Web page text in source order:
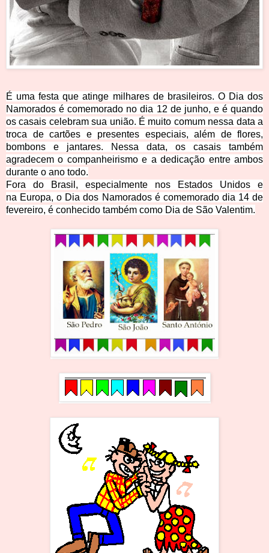
É uma festa que atinge milhares de brasileiros. O Dia dos
Namorados é comemorado no dia 12 de junho, e é quando
os casais celebram sua união. É muito comum nessa data a
troca de cartões e presentes especiais, além de flores,
bombons e jantares. Nessa data, os casais também
agradecem o companheirismo e a dedicação entre ambos
durante o ano todo.
Fora do Brasil, especialmente nos Estados Unidos e
na Europa, o Dia dos Namorados é comemorado dia 14 de
fevereiro, é conhecido também como Dia de São Valentim.